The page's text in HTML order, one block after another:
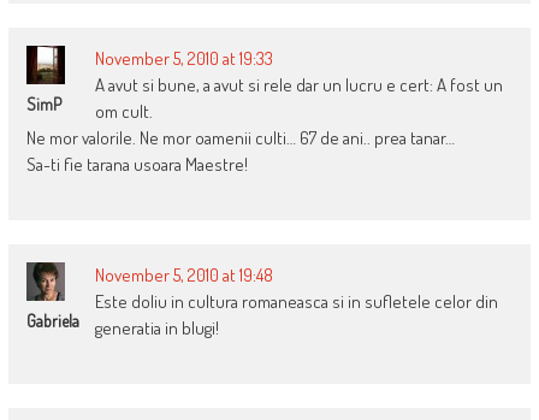
SimP
November 5, 2010 at 19:33
A avut si bune, a avut si rele dar un lucru e cert: A fost un
om cult.
Ne mor valorile. Ne mor oamenii culti… 67 de ani.. prea tanar…
Sa-ti fie tarana usoara Maestre!
Gabriela
November 5, 2010 at 19:48
Este doliu in cultura romaneasca si in sufletele celor din
generatia in blugi!